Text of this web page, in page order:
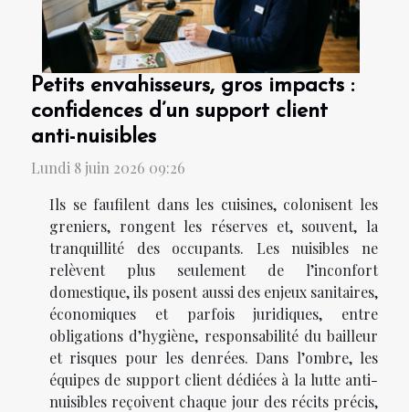
Petits envahisseurs, gros impacts :
confidences d’un support client
anti-nuisibles
Lundi 8 juin 2026 09:26
Ils se faufilent dans les cuisines, colonisent les
greniers, rongent les réserves et, souvent, la
tranquillité des occupants. Les nuisibles ne
relèvent plus seulement de l’inconfort
domestique, ils posent aussi des enjeux sanitaires,
économiques et parfois juridiques, entre
obligations d’hygiène, responsabilité du bailleur
et risques pour les denrées. Dans l’ombre, les
équipes de support client dédiées à la lutte anti-
nuisibles reçoivent chaque jour des récits précis,